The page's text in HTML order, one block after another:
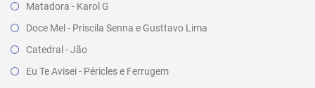
Matadora - Karol G
Doce Mel - Priscila Senna e Gusttavo Lima
Catedral - Jão
Eu Te Avisei - Péricles e Ferrugem